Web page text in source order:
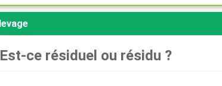
Est-ce résiduel ou résidu ?